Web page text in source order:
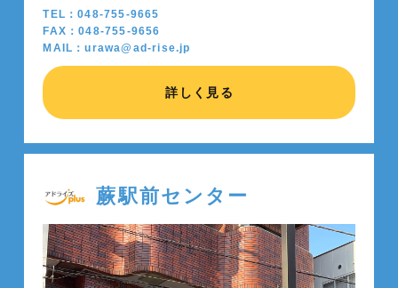
TEL：048-755-9665
FAX：048-755-9656
MAIL：urawa@ad-rise.jp
詳しく見る
蕨駅前センター